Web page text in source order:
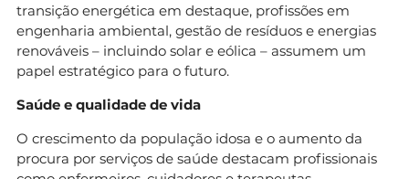
transição energética em destaque, profissões em
engenharia ambiental, gestão de resíduos e energias
renováveis – incluindo solar e eólica – assumem um
papel estratégico para o futuro.
Saúde e qualidade de vida
O crescimento da população idosa e o aumento da
procura por serviços de saúde destacam profissionais